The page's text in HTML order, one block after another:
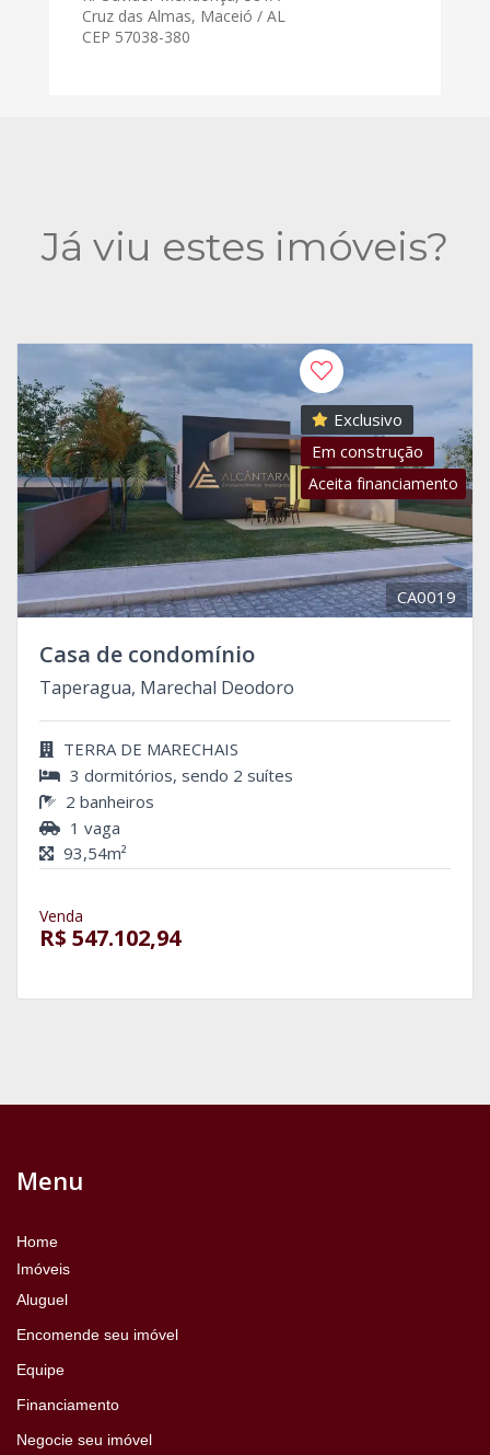
Cruz das Almas, Maceió / AL
CEP 57038-380
Já viu estes imóveis?
Exclusivo
Em construção
Aceita financiamento
CA0019
Casa de condomínio
Taperagua, Marechal Deodoro
TERRA DE MARECHAIS
3 dormitórios, sendo 2 suítes
2 banheiros
1 vaga
93,54m²
Venda
R$ 547.102,94
Menu
Home
Imóveis
Aluguel
Encomende seu imóvel
Equipe
Financiamento
Negocie seu imóvel